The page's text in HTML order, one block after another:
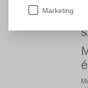
Marketing